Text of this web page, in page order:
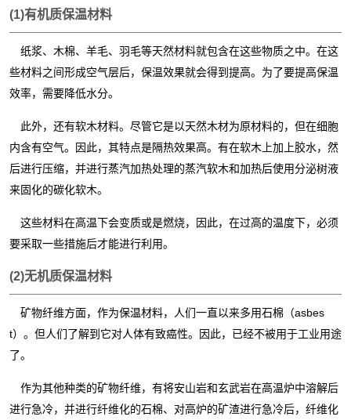
(1)有机质保温材料
纸浆、木棉、羊毛、羽毛等天然材料就包含在这些物质之中。在这
些材料之间形成空气层后，保温效果就会得到提高。为了要提高保温
效率，需要降低水分。
此外，还有软木材料。尽管它是以天然木材为原材料的，但在细胞
内含有空气。因此，其特点是隔热效果高。有在软木上加上胶水，然
后进行压缩，并进行蒸汽加热处理的蒸汽软木和加热后使用分泌树液
来固化的碳化软木。
这些材料在高温下会变质或是燃烧，因此，在过高的温度下，必须
要采取一些措施后才能进行利用。
(2)无机质保温材料
矿物纤维方面，作为保温材料，人们一直以来多用石棉（asbes
t）。但人们了解到它对人体有致癌性。因此，已经不被用于工业用途
了。
作为其他种类的矿物纤维，有将安山岩和玄武岩在高温炉中溶解后
进行急冷，并进行纤维化的石棉、 对高炉的矿渣进行急冷后，纤维化